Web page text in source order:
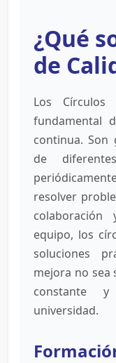
¿Qué
de
Los
fundamental
continua.
de
resolver
equipo, los
soluciones
mejora no sea
constante
universidad.